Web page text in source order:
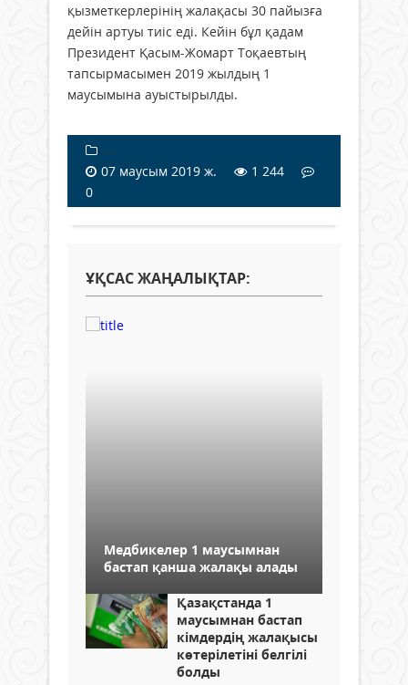
қызметкерлерінің жалақасы 30 пайызға
дейін артуы тиіс еді. Кейін бұл қадам
Президент Қасым-Жомарт Тоқаевтың
тапсырмасымен 2019 жылдың 1
маусымына ауыстырылды.
---
07 маусым 2019 ж.
1 244
0
ҰҚСАС ЖАҢАЛЫҚТАР:
Медбикелер 1 маусымнан
бастап қанша жалақы алады
Қазақстанда 1
маусымнан бастап
кімдердің жалақысы
көтерілетіні белгілі
болды